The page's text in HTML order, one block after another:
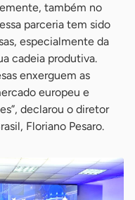
também no
parceria tem sido
especialmente da
cadeia produtiva.
enxerguem as
europeu e
declarou o diretor
Floriano Pesaro.